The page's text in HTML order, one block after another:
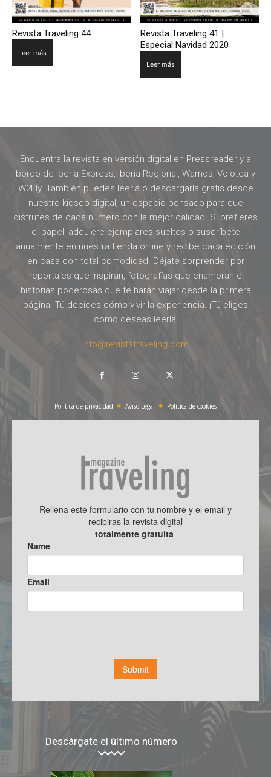
Revista Traveling 44
Leer más
Revista Traveling 41 |
Especial Navidad 2020
Leer más
Encuentra la revista en versión digital en Pressreader y a
bordo de Iberia Express, Iberia Regional, Wamos, Volotea y
W2Fly. También puedes leerla o descargarla gratis desde
nuestro kiosco digital, un espacio pensado para que
disfrutes de cada número con la mejor calidad. Si prefieres
el papel, adquiere ejemplares sueltos o suscríbete
anualmente en nuestra tienda online y recibe cada edición
en casa con total comodidad. Déjate sorprender por
reportajes que inspiran, fotografías que enamoran e
historias poderosas que te harán viajar desde la primera
página. Tú decides cómo vivir la experiencia. ¡Tú eliges
como deseas leerla!
info@revistatraveling.com
Política de privacidad Aviso Legal Política de cookies
Descárgate el último número